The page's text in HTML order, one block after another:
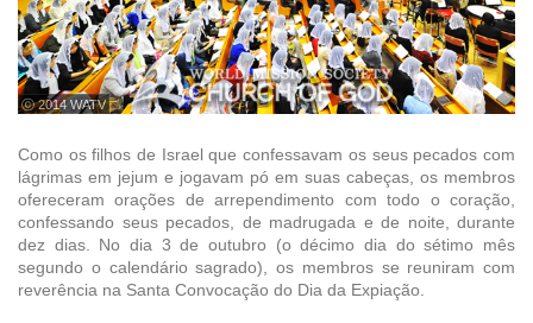
ⓒ 2014 WATV
Como os filhos de Israel que confessavam os seus pecados com
lágrimas em jejum e jogavam pó em suas cabeças, os membros
ofereceram orações de arrependimento com todo o coração,
confessando seus pecados, de madrugada e de noite, durante
dez dias. No dia 3 de outubro (o décimo dia do sétimo mês
segundo o calendário sagrado), os membros se reuniram com
reverência na Santa Convocação do Dia da Expiação.